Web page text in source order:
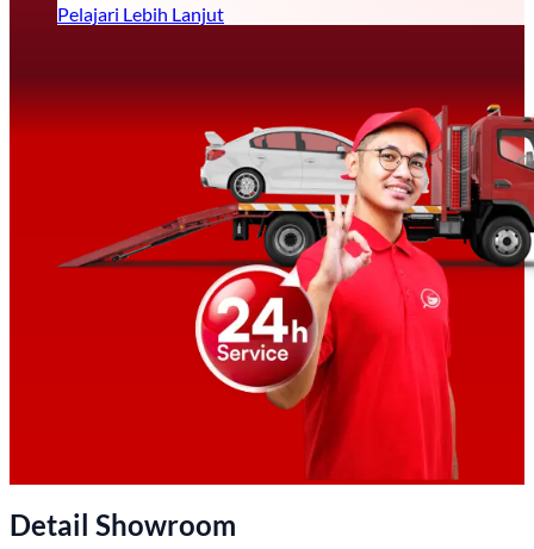
Pelajari Lebih Lanjut
Detail Showroom